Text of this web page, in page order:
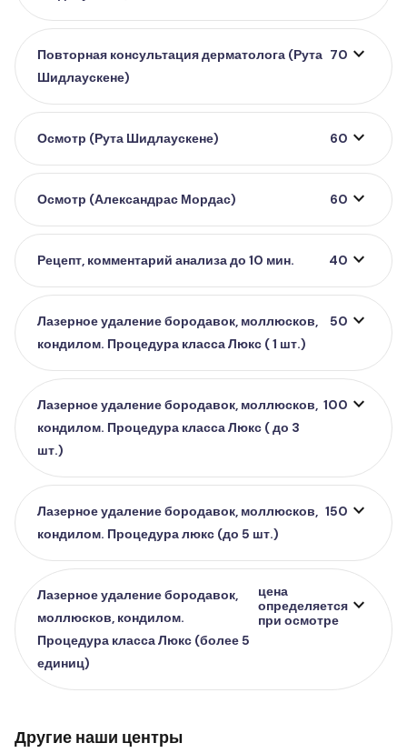
Повторная консультация дерматолога (Рута
Шидлаускене)
70 expand_more
Осмотр (Рута Шидлаускене) 60 expand_more
Осмотр (Александрас Мордас) 60 expand_more
Рецепт, комментарий анализа до 10 мин. 40 expand_more
Лазерное удаление бородавок, моллюсков,
кондилом. Процедура класса Люкс ( 1 шт.)
50 expand_more
Лазерное удаление бородавок, моллюсков,
кондилом. Процедура класса Люкс ( до 3
шт.)
100 expand_more
Лазерное удаление бородавок, моллюсков,
кондилом. Процедура люкс (до 5 шт.)
150 expand_more
Лазерное удаление бородавок,
моллюсков, кондилом.
Процедура класса Люкс (более 5
единиц)
цена
определяется
при осмотре
expand_more
Другие наши центры